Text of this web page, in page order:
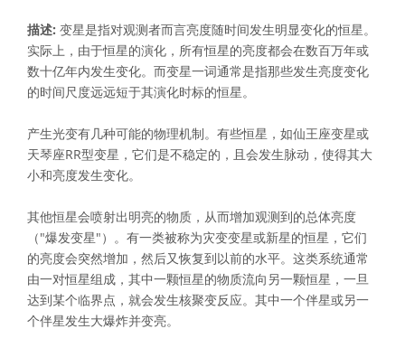
描述: 变星是指对观测者而言亮度随时间发生明显变化的恒星。
实际上，由于恒星的演化，所有恒星的亮度都会在数百万年或
数十亿年内发生变化。而变星一词通常是指那些发生亮度变化
的时间尺度远远短于其演化时标的恒星。
产生光变有几种可能的物理机制。有些恒星，如仙王座变星或
天琴座RR型变星，它们是不稳定的，且会发生脉动，使得其大
小和亮度发生变化。
其他恒星会喷射出明亮的物质，从而增加观测到的总体亮度
（"爆发变星"）。有一类被称为灾变变星或新星的恒星，它们
的亮度会突然增加，然后又恢复到以前的水平。这类系统通常
由一对恒星组成，其中一颗恒星的物质流向另一颗恒星，一旦
达到某个临界点，就会发生核聚变反应。其中一个伴星或另一
个伴星发生大爆炸并变亮。